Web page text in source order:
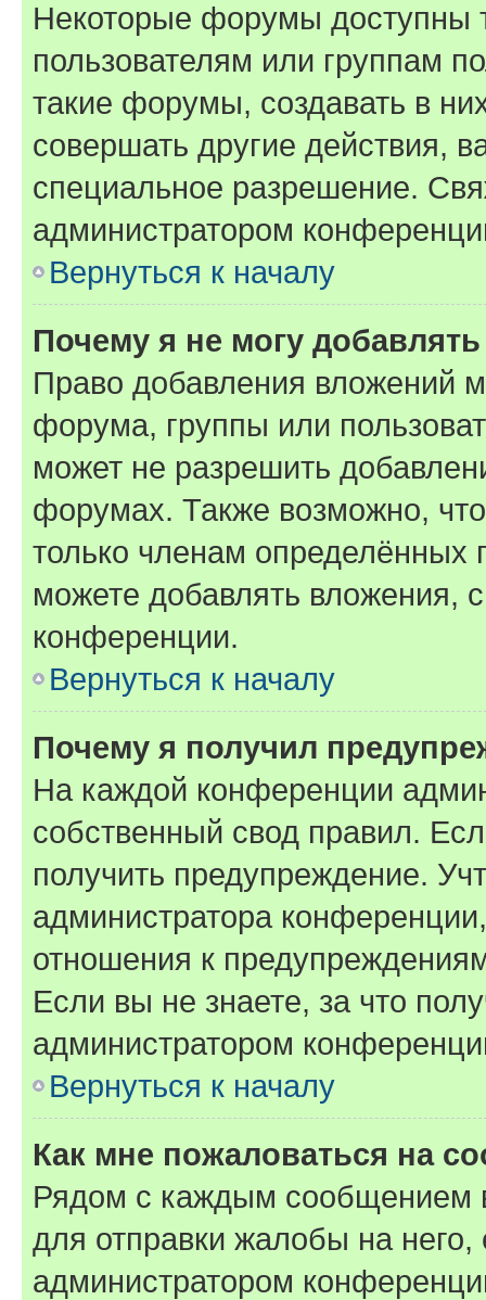
Некоторые форумы доступны
пользователям или группам
такие форумы, создавать в
совершать другие действия,
специальное разрешение.
администратором
Вернуться к началу
Почему я не могу
Право добавления вложений
форума, группы или
может не разрешить
форумах. Также возможно,
только членам определённых
можете добавлять вложения,
конференции.
Вернуться к началу
Почему я получил
На каждой конференции
собственный свод правил.
получить предупреждение.
администратора
отношения к
Если вы не знаете, за что
администратором
Вернуться к началу
Как мне пожаловаться на
Рядом с каждым сообщением
для отправки жалобы на
администратором